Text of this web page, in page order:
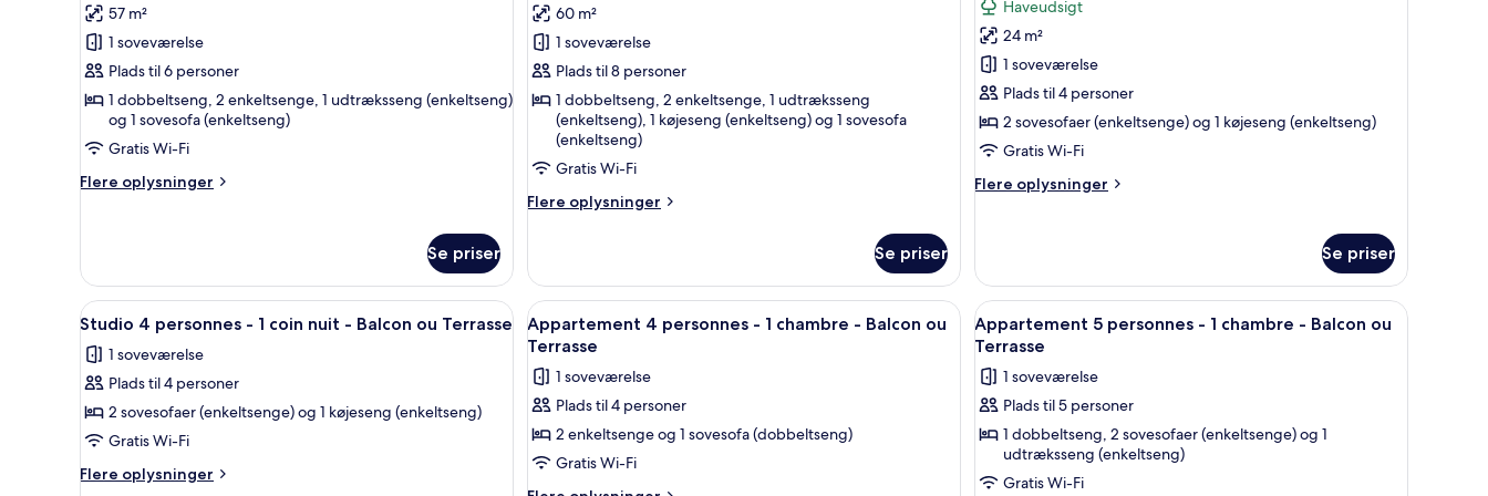
-
Climatisé
-
Rénové
+
coin
nuit
-
Balcon
Terrasse
Climatisé
Balcon
ou
Terrasse
Climatisé
-
Rénové
-
Rénové
+
coin
nuit
-
Climatisé
Rénové
af
Hus
-
2
soveværelser
-
have-
område
57 m²
1 soveværelse
Plads til 6 personer
1 dobbeltseng, 2 enkeltsenge, 1 udtræksseng (enkeltseng)
og 1 sovesofa (enkeltseng)
Gratis Wi-Fi
Flere oplysninger
Flere
2
soveværelser
-
område
Se priser
af
Hus
-
2
soveværelser
have-
område
60 m²
1 soveværelse
Plads til 8 personer
1 dobbeltseng, 2 enkeltsenge, 1 udtræksseng
(enkeltseng), 1 køjeseng (enkeltseng) og 1 sovesofa
(enkeltseng)
Gratis Wi-Fi
Flere oplysninger
Flere
-
soveværelser
-
område
Se priser
af
Studio
4
personnes,1
coin
nuit
Balcon
-
Climatisé
-
Rénové
Haveudsigt
24 m²
1 soveværelse
Plads til 4 personer
2 sovesofaer (enkeltsenge) og 1 køjeseng (enkeltseng)
Gratis Wi-Fi
Flere oplysninger
Flere
personnes,1
coin
nuit
-
ou
Terrasse
Climatisé
Rénové
Se priser
Indlæs
alle
billeder
af
Studio
4
personnes
-
Fladskærms-tv, bordtennisbord, bøger
7
Studio 4 personnes - 1 coin nuit - Balcon ou Terrasse
1 soveværelse
Plads til 4 personer
2 sovesofaer (enkeltsenge) og 1 køjeseng (enkeltseng)
Gratis Wi-Fi
Flere oplysninger
Flere
Indlæs
alle
billeder
af
Appartement
4
personnes
-
En balkon med et bord dækket til the, stole og udsigt over et grønt landskab.
7
Appartement 4 personnes - 1 chambre - Balcon ou
Terrasse
1 soveværelse
Plads til 4 personer
2 enkeltsenge og 1 sovesofa (dobbeltseng)
Gratis Wi-Fi
Indlæs
alle
billeder
af
Appartement
5
personnes
-
Et hotelværelse med balkon, et spisebord
8
Appartement 5 personnes - 1 chambre - Balcon ou
Terrasse
1 soveværelse
Plads til 5 personer
1 dobbeltseng, 2 sovesofaer (enkeltsenge) og 1
udtræksseng (enkeltseng)
Gratis Wi-Fi